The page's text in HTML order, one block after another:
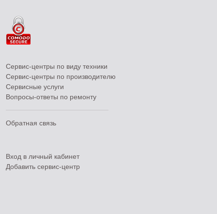
Сервис-центры по виду техники
Сервис-центры по производителю
Сервисные услуги
Вопросы-ответы по ремонту
Обратная связь
Вход в личный кабинет
Добавить сервис-центр